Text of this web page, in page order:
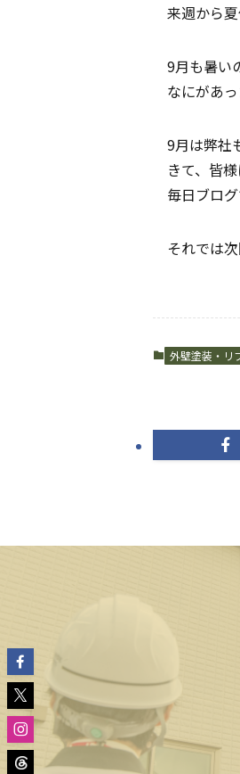
来週から
9月も暑い
なにがあ
9月は弊社
きて、皆
毎日ブロ
それでは
外壁塗装・リ